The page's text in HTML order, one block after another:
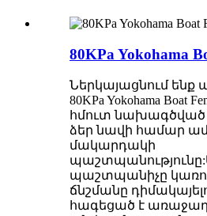
80KPa Yokohama
Ներկայացնում ենք
80KPa Yokohama Boat
հմուտ նախագծված
ձեր նավի համար
մակարդակի
պաշտպանիչը
ճնշմանը
հագեցած է